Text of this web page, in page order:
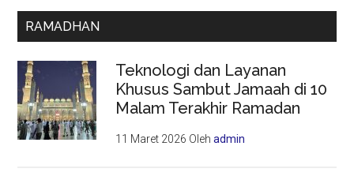
RAMADHAN
Teknologi dan Layanan
Khusus Sambut Jamaah di 10
Malam Terakhir Ramadan
11 Maret 2026 Olehadmin